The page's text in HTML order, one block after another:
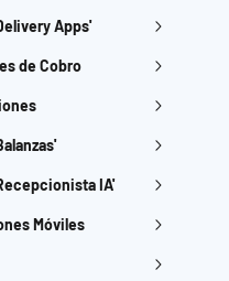
Apps'
de Cobro
IA'
Móviles